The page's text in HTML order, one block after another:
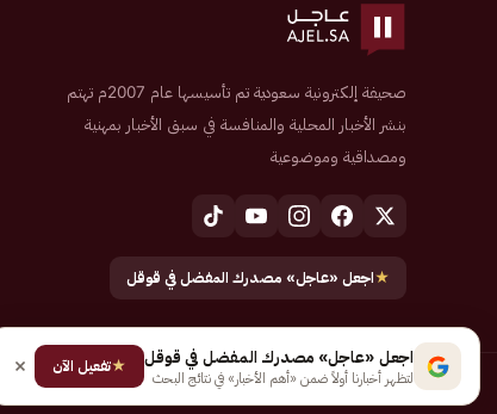
صحيفة إلكترونية سعودية تم تأسيسها عام 2007م تهتم
بنشر الأخبار المحلية والمنافسة في سبق الأخبار بمهنية
ومصداقية وموضوعية
★اجعل «عاجل» مصدرك المفضل في قوقل
جميع الحقوق محفوظة لـ شركة إيجاز للنشر الإلكتروني المالكة لصحيفة عاجل
اجعل «عاجل» مصدرك المفضل في قوقل
لتظهر أخبارنا أولاً ضمن «أهم الأخبار» في نتائج البحث
★تفعيل الآن